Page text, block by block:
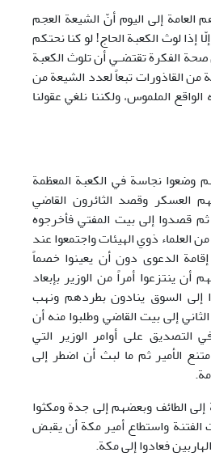
إلى اليوم أنّ الشيعة العجم
إذا لوث الکعبة الحاج! لو کنا نحتکم
صحة الفکرة تقتضـي أن تلوث الکعبة
من القاذورات تبعاً لعدد الشيعة من
الملموس، ولکننا نلغي عقولنا
وضعوا نجاسة في الکعبة المعظمة
العسکر وقصد الثائرون القاضي
قصدوا إلى بيت المفتي فأخرجوه
العلماء ذوي الهيئات واجتمعوا عند
إقامة الدعوى دون أن يعينوا خصماً
أن ينتزعوا أمراً من الوزير بإبعاد
إلى السوق ينادون بطردهم ونهب
إلى بيت القاضي وطلبوا منه أن
على أوامر الوزير التي
الأمير ثم ما لبث أن اضطر إلى
الطائف وبعضهم إلى جدة ومکثوا
واستطاع أمير مکة أن يقبض
فعادوا إلى مکة.